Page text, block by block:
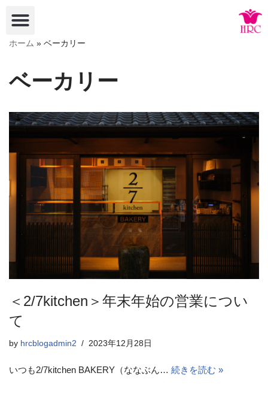
ン
ン
ス
ホーム » ベーカリー
ベーカリー
＜2/7kitchen＞年末年始の営業につい
て
by hrcblogadmin2 2023年12月28日
いつも2/7kitchen BAKERY（ななぶん… 続きを読む »